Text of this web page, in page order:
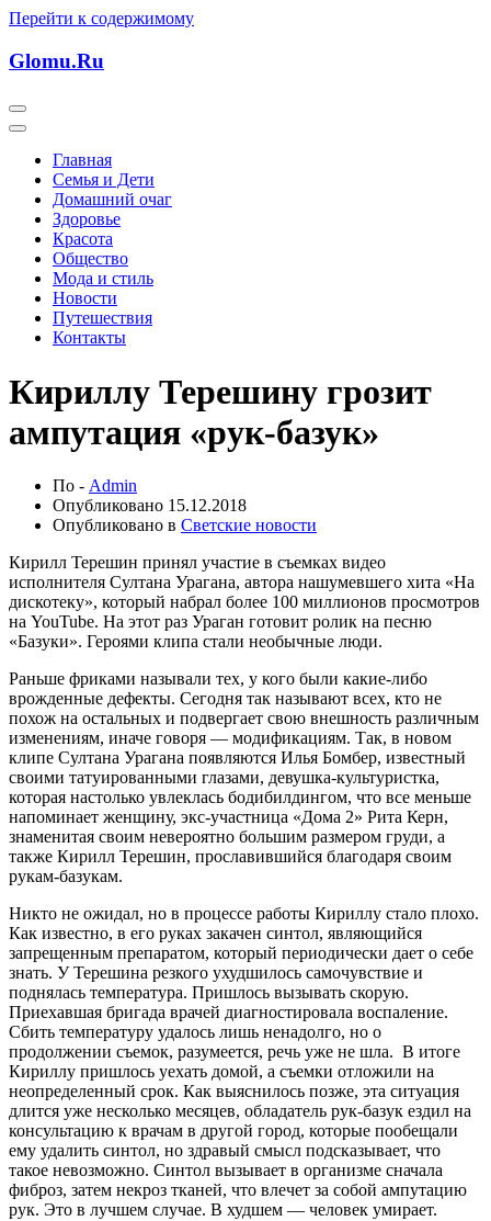
Перейти к содержимому
Glomu.Ru
Главная
Семья и Дети
Домашний очаг
Здоровье
Красота
Общество
Мода и стиль
Новости
Путешествия
Контакты
Кириллу Терешину грозит
ампутация «рук-базук»
По - Admin
Опубликовано 15.12.2018
Опубликовано в Светские новости
Кирилл Терешин принял участие в съемках видео
исполнителя Султана Урагана, автора нашумевшего хита «На
дискотеку», который набрал более 100 миллионов просмотров
на YouTube. На этот раз Ураган готовит ролик на песню
«Базуки». Героями клипа стали необычные люди.
Раньше фриками называли тех, у кого были какие-либо
врожденные дефекты. Сегодня так называют всех, кто не
похож на остальных и подвергает свою внешность различным
изменениям, иначе говоря — модификациям. Так, в новом
клипе Султана Урагана появляются Илья Бомбер, известный
своими татуированными глазами, девушка-культуристка,
которая настолько увлеклась бодибилдингом, что все меньше
напоминает женщину, экс-участница «Дома 2» Рита Керн,
знаменитая своим невероятно большим размером груди, а
также Кирилл Терешин, прославившийся благодаря своим
рукам-базукам.
Никто не ожидал, но в процессе работы Кириллу стало плохо.
Как известно, в его руках закачен синтол, являющийся
запрещенным препаратом, который периодически дает о себе
знать. У Терешина резкого ухудшилось самочувствие и
поднялась температура. Пришлось вызывать скорую.
Приехавшая бригада врачей диагностировала воспаление.
Сбить температуру удалось лишь ненадолго, но о
продолжении съемок, разумеется, речь уже не шла. В итоге
Кириллу пришлось уехать домой, а съемки отложили на
неопределенный срок. Как выяснилось позже, эта ситуация
длится уже несколько месяцев, обладатель рук-базук ездил на
консультацию к врачам в другой город, которые пообещали
ему удалить синтол, но здравый смысл подсказывает, что
такое невозможно. Синтол вызывает в организме сначала
фиброз, затем некроз тканей, что влечет за собой ампутацию
рук. Это в лучшем случае. В худшем — человек умирает.